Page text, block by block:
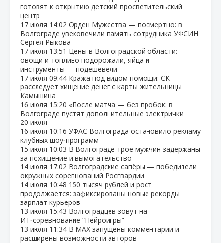
готовят к открытию детский просветительский
центр
17 июля 14:02 Орден Мужества — посмертно: в
Волгограде увековечили память сотрудника УФСИН
Сергея Рыкова
17 июля 13:51 Цены в Волгоградской области:
овощи и топливо подорожали, яйца и
инструменты — подешевели
17 июля 09:44 Кража под видом помощи: СК
расследует хищение денег с карты жительницы
Камышина
16 июля 15:20 «После матча — без пробок: в
Волгограде пустят дополнительные электрички
20 июля
16 июля 10:16 УФАС Волгограда остановило рекламу
клубных шоу‑программ
15 июля 10:03 В Волгограде трое мужчин задержаны
за похищение и вымогательство
14 июля 17:02 Волгоградские сапёры — победители
окружных соревнований Росгвардии
14 июля 10:48 150 тысяч рублей и рост
продолжается: зафиксированы новые рекорды
зарплат курьеров
13 июля 15:43 Волгоградцев зовут на
ИТ‑соревнование “Нейроигры”
13 июля 11:34 В МАХ запущены комментарии и
расширены возможности авторов